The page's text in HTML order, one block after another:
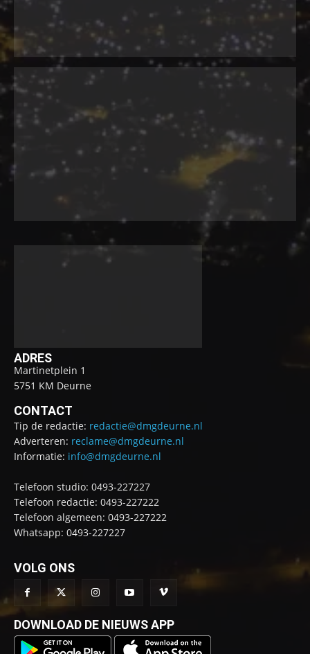
ADRES
Martinetplein 1
5751 KM Deurne
CONTACT
Tip de redactie: redactie@dmgdeurne.nl
Adverteren: reclame@dmgdeurne.nl
Informatie: info@dmgdeurne.nl
Telefoon studio: 0493-227227
Telefoon redactie: 0493-227222
Telefoon algemeen: 0493-227222
Whatsapp: 0493-227227
VOLG ONS
DOWNLOAD DE NIEUWS APP